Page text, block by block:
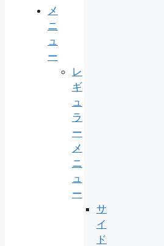
メ
ニ
ュ
ー
レ
ギ
ュ
ラ
ー
メ
ニ
ュ
ー
サ
イ
ド